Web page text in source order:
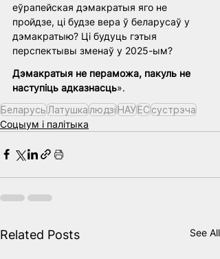
еўрапейская дэмакратыя яго не
пройдзе, ці будзе вера ў беларусаў у
дэмакратыю? Ці будуць гэтыя
перспектывы зменаў у 2025-ым?
Дэмакратыя не пераможа, пакуль не
наступіць адказнасць».
БеларусьЛатушкалюдзіНАУЕСсустрэча
Соцыум і палітыка
Related Posts See All